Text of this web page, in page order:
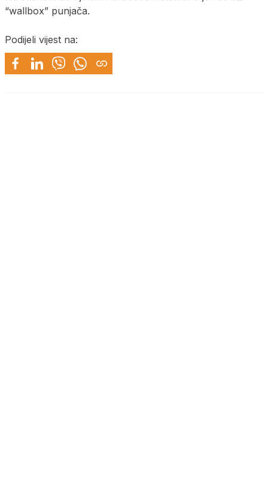
“wallbox” punjača.
Podijeli vijest na: